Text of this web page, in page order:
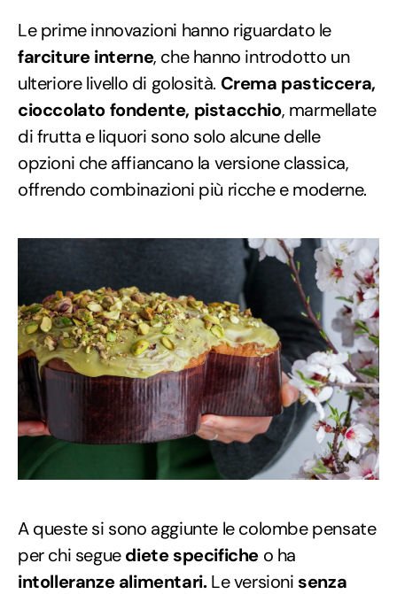
Le prime innovazioni hanno riguardato le
farciture interne, che hanno introdotto un
ulteriore livello di golosità. Crema pasticcera,
cioccolato fondente, pistacchio, marmellate
di frutta e liquori sono solo alcune delle
opzioni che affiancano la versione classica,
offrendo combinazioni più ricche e moderne.
A queste si sono aggiunte le colombe pensate
per chi seguediete specifiche o ha
intolleranze alimentari.Le versioni senza